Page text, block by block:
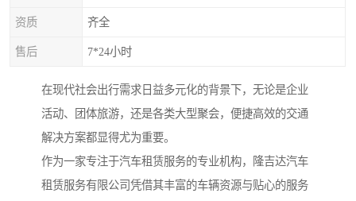
资质 齐全
售后 7*24小时
在现代社会出行需求日益多元化的背景下，无论是企业
活动、团体旅游，还是各类大型聚会，便捷高效的交通
解决方案都显得尤为重要。
作为一家专注于汽车租赁服务的专业机构，隆吉达汽车
租赁服务有限公司凭借其丰富的车辆资源与贴心的服务